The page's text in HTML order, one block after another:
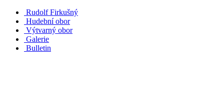
Rudolf Firkušný
Hudební obor
Výtvarný obor
Galerie
Bulletin